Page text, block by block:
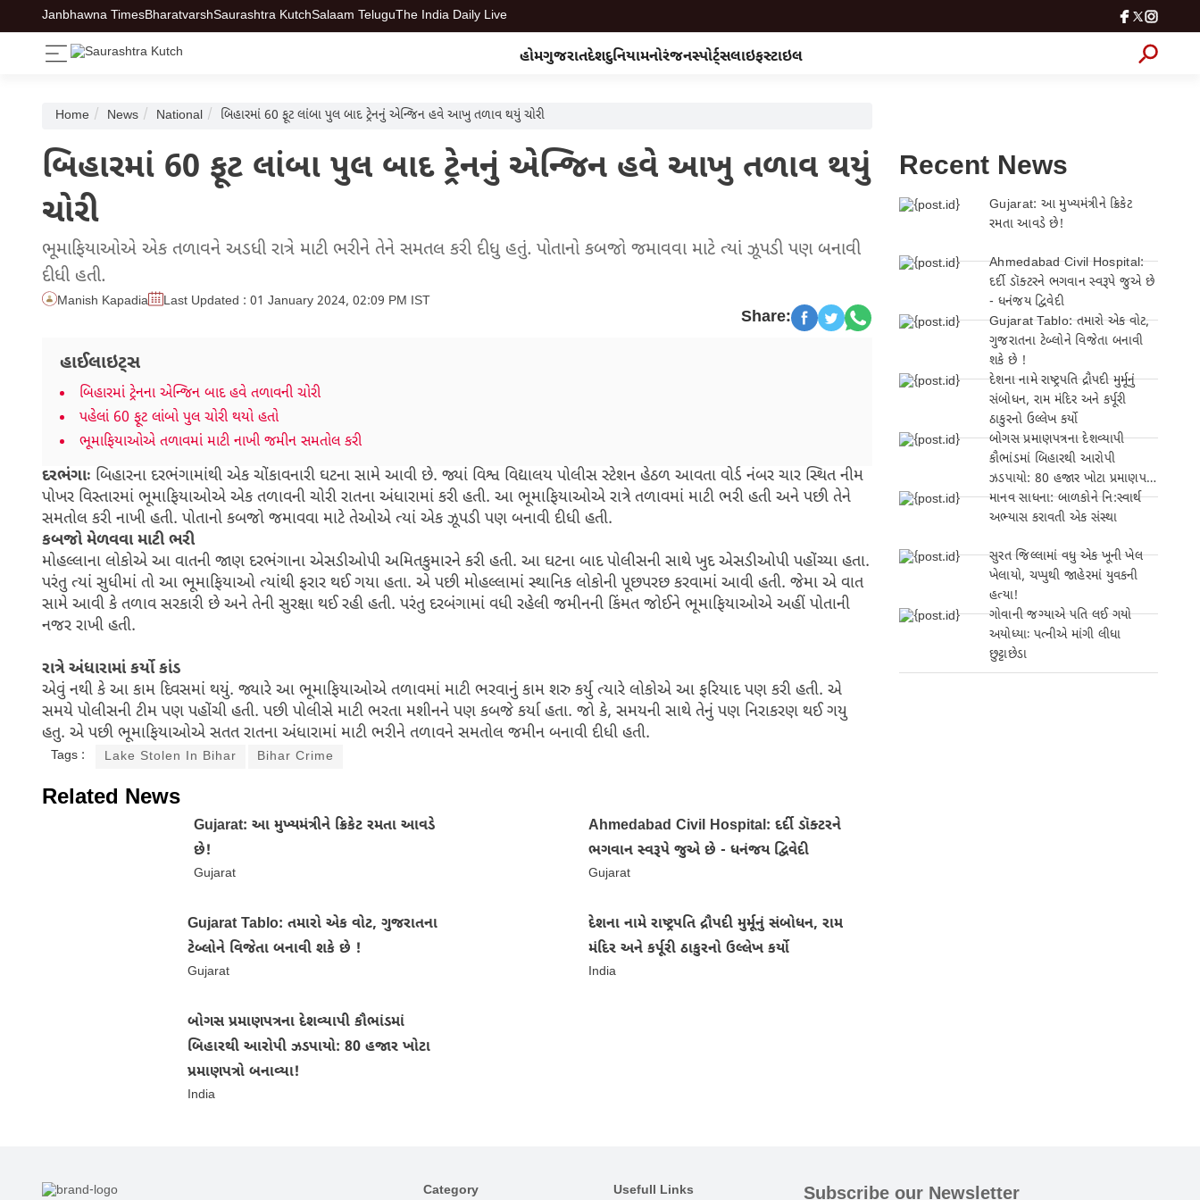
Janbhawna TimesBharatvarshSaurashtra KutchSalaam TeluguThe India Daily Live
હોમગુજરાતદેશદુનિયામનોરંજનસ્પોર્ટ્સલાઇફસ્ટાઇલ
Home News National બિહારમાં 60 ફૂટ લાંબા પુલ બાદ ટ્રેનનું એન્જિન હવે આખુ તળાવ થયું ચોરી
બિહારમાં 60 ફૂટ લાંબા પુલ બાદ ટ્રેનનું એન્જિન હવે આખુ તળાવ થયું
ચોરી
ભૂમાફિયાઓએ એક તળાવને અડધી રાત્રે માટી ભરીને તેને સમતલ કરી દીધુ હતું. પોતાનો કબજો જમાવવા માટે ત્યાં ઝૂપડી પણ બનાવી
દીધી હતી.
Manish Kapadia Last Updated : 01 January 2024, 02:09 PM IST
Share:
હાઈલાઇટ્સ
બિહારમાં ટ્રેનના એન્જિન બાદ હવે તળાવની ચોરી
પહેલાં 60 ફૂટ લાંબો પુલ ચોરી થયો હતો
ભૂમાફિયાઓએ તળાવમાં માટી નાખી જમીન સમતોલ કરી
દરભંગાઃ બિહારના દરભંગામાંથી એક ચોંકાવનારી ઘટના સામે આવી છે. જ્યાં વિશ્વ વિદ્યાલય પોલીસ સ્ટેશન હેઠળ આવતા વોર્ડ નંબર ચાર સ્થિત નીમ
પોખર વિસ્તારમાં ભૂમાફિયાઓએ એક તળાવની ચોરી રાતના અંધારામાં કરી હતી. આ ભૂમાફિયાઓએ રાત્રે તળાવમાં માટી ભરી હતી અને પછી તેને
સમતોલ કરી નાખી હતી. પોતાનો કબજો જમાવવા માટે તેઓએ ત્યાં એક ઝૂપડી પણ બનાવી દીધી હતી.
કબજો મેળવવા માટી ભરી
મોહલ્લાના લોકોએ આ વાતની જાણ દરભંગાના એસડીઓપી અમિતકુમારને કરી હતી. આ ઘટના બાદ પોલીસની સાથે ખુદ એસડીઓપી પહોંચ્યા હતા.
પરંતુ ત્યાં સુધીમાં તો આ ભૂમાફિયાઓ ત્યાંથી ફરાર થઈ ગયા હતા. એ પછી મોહલ્લામાં સ્થાનિક લોકોની પૂછપરછ કરવામાં આવી હતી. જેમા એ વાત
સામે આવી કે તળાવ સરકારી છે અને તેની સુરક્ષા થઈ રહી હતી. પરંતુ દરબંગામાં વધી રહેલી જમીનની કિંમત જોઈને ભૂમાફિયાઓએ અહીં પોતાની
નજર રાખી હતી.
રાત્રે અંધારામાં કર્યો કાંડ
એવું નથી કે આ કામ દિવસમાં થયું. જ્યારે આ ભૂમાફિયાઓએ તળાવમાં માટી ભરવાનું કામ શરુ કર્યુ ત્યારે લોકોએ આ ફરિયાદ પણ કરી હતી. એ
સમયે પોલીસની ટીમ પણ પહોંચી હતી. પછી પોલીસે માટી ભરતા મશીનને પણ કબજે કર્યા હતા. જો કે, સમયની સાથે તેનું પણ નિરાકરણ થઈ ગયુ
હતુ. એ પછી ભૂમાફિયાઓએ સતત રાતના અંધારામાં માટી ભરીને તળાવને સમતોલ જમીન બનાવી દીધી હતી.
Tags : Lake Stolen In Bihar Bihar Crime
Related News
Gujarat: આ મુખ્યમંત્રીને ક્રિકેટ રમતા આવડે
છે!
Gujarat
Ahmedabad Civil Hospital: દર્દી ડૉક્ટરને
ભગવાન સ્વરૂપે જુએ છે - ધનંજય દ્વિવેદી
Gujarat
Gujarat Tablo: તમારો એક વોટ, ગુજરાતના
ટેબ્લોને વિજેતા બનાવી શકે છે !
Gujarat
દેશના નામે રાષ્ટ્રપતિ દ્રૌપદી મુર્મૂનું સંબોધન, રામ
મંદિર અને કર્પૂરી ઠાકુરનો ઉલ્લેખ કર્યો
India
બોગસ પ્રમાણપત્રના દેશવ્યાપી કૌભાંડમાં
બિહારથી આરોપી ઝડપાયો: 80 હજાર ખોટા
પ્રમાણપત્રો બનાવ્યા!
India
Recent News
Gujarat: આ મુખ્યમંત્રીને ક્રિકેટ
રમતા આવડે છે!
Ahmedabad Civil Hospital:
દર્દી ડૉક્ટરને ભગવાન સ્વરૂપે જુએ છે
- ધનંજય દ્વિવેદી
Gujarat Tablo: તમારો એક વોટ,
ગુજરાતના ટેબ્લોને વિજેતા બનાવી
શકે છે !
દેશના નામે રાષ્ટ્રપતિ દ્રૌપદી મુર્મૂનું
સંબોધન, રામ મંદિર અને કર્પૂરી
ઠાકુરનો ઉલ્લેખ કર્યો
બોગસ પ્રમાણપત્રના દેશવ્યાપી
કૌભાંડમાં બિહારથી આરોપી
ઝડપાયો: 80 હજાર ખોટા પ્રમાણપત્રો
બનાવ્યા!
માનવ સાધના: બાળકોને નિ:સ્વાર્થ
અભ્યાસ કરાવતી એક સંસ્થા
સુરત જિલ્લામાં વધુ એક ખૂની ખેલ
ખેલાયો, ચપ્પુથી જાહેરમાં યુવકની
હત્યા!
ગોવાની જગ્યાએ પતિ લઈ ગયો
અયોધ્યાઃ પત્નીએ માંગી લીધા
છુટ્ટાછેડા
Category Usefull Links Subscribe our Newsletter